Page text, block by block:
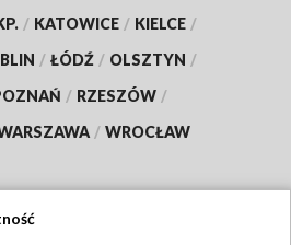
/ KATOWICE / KIELCE /
/ ŁÓDŹ / OLSZTYN /
/ RZESZÓW /
/ WROCŁAW